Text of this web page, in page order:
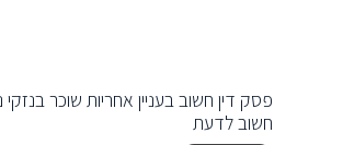
פסק דין חשוב בעניין אחריות שוכר בנזקי
חשוב לדעת